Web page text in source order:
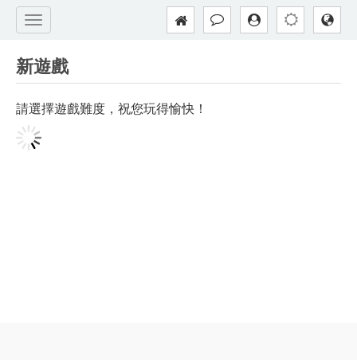
新遊戲
請選擇遊戲難度，祝您玩得愉快！